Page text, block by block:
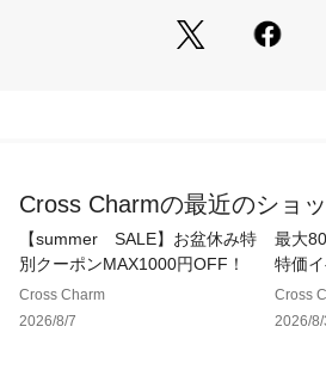
秋コーデを盛り上げてくれるポップな
男性が着ればストリート感のあるこな
女性が着ればボーイズライクなコーデ
Cross Charmの最近のショ
【summer SALE】お盆休み特
別クーポンMAX1000円OFF！
Cross Charm
2026/8/7
最大
特価イ
Cross
2026/8/